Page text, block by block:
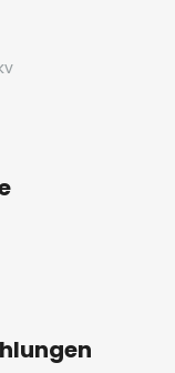
5 von 5 Sternen.